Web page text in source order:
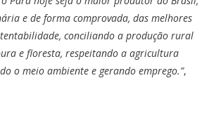
e de forma comprovada, das melhores
conciliando a produção rural
e floresta, respeitando a agricultura
o meio ambiente e gerando emprego.”,